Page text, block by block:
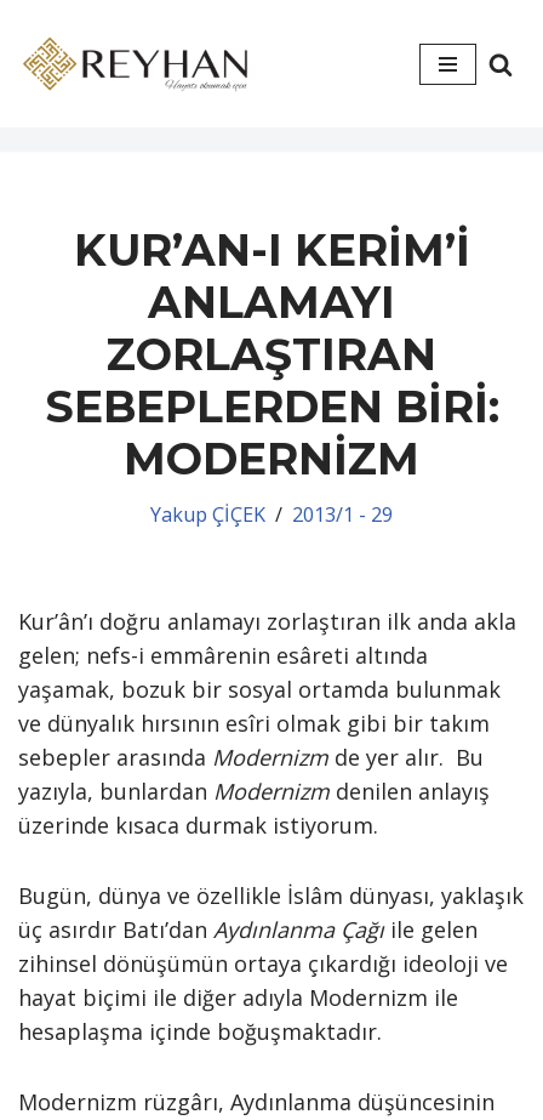
İçeriğe
KUR’AN-I KERİM’İ
ANLAMAYI
ZORLAŞTIRAN
SEBEPLERDEN BİRİ:
MODERNİZM
Yakup ÇİÇEK 2013/1 - 29
Kur’ân’ı doğru anlamayı zorlaştıran ilk anda akla
gelen; nefs-i emmârenin esâreti altında
yaşamak, bozuk bir sosyal ortamda bulunmak
ve dünyalık hırsının esîri olmak gibi bir takım
sebepler arasında Modernizm de yer alır. Bu
yazıyla, bunlardan Modernizm denilen anlayış
üzerinde kısaca durmak istiyorum.
Bugün, dünya ve özellikle İslâm dünyası, yaklaşık
üç asırdır Batı’dan Aydınlanma Çağıile gelen
zihinsel dönüşümün ortaya çıkardığı ideoloji ve
hayat biçimi ile diğer adıyla Modernizm ile
hesaplaşma içinde boğuşmaktadır.
Modernizm rüzgârı, Aydınlanma düşüncesinin